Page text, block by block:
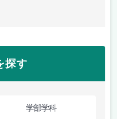
探す
学部学科